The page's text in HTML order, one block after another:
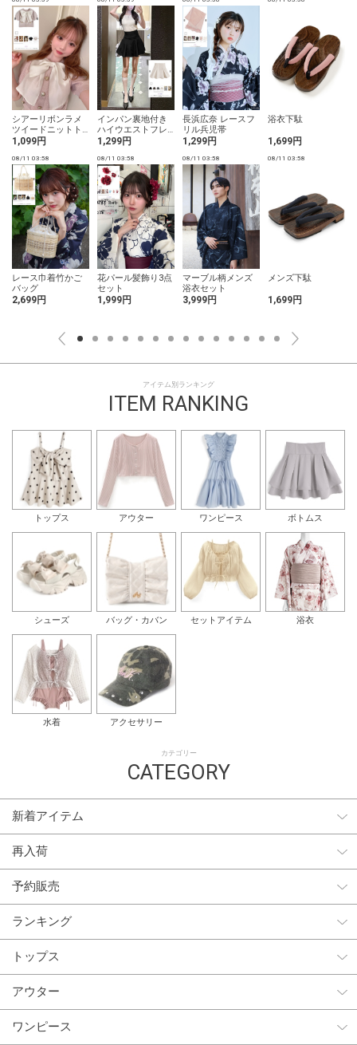
シアーリボンラメ
ツイードニットト
ップス
1,099円
インパン裏地付き
ハイウエストフレ
アミニスカート
1,299円
長浜広奈 レースフ
リル兵児帯
1,299円
浴衣下駄
1,699円
08/11 03:58
レース巾着竹かご
バッグ
2,699円
08/11 03:58
花パール髪飾り3点
セット
1,999円
08/11 03:58
マーブル柄メンズ
浴衣セット
3,999円
08/11 03:58
メンズ下駄
1,699円
アイテム別ランキング
ITEM RANKING
トップス アウター ワンピース ボトムス
シューズ バッグ・カバン セットアイテム 浴衣
水着 アクセサリー
カテゴリー
CATEGORY
新着アイテム
再入荷
予約販売
ランキング
トップス
アウター
ワンピース